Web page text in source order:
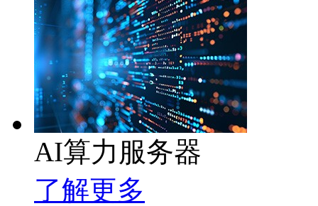
AI算力服务器
了解更多